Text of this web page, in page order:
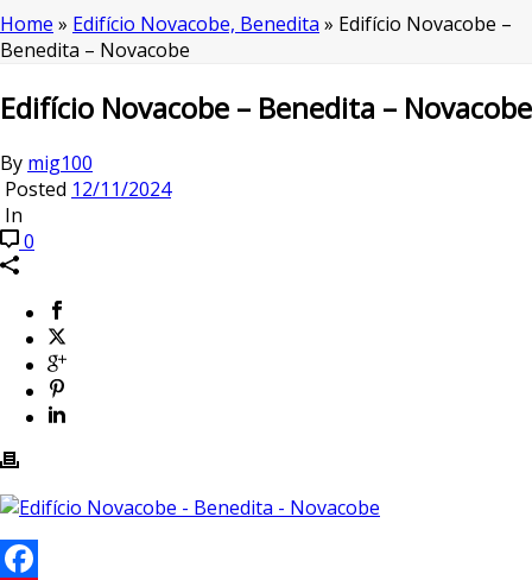
Home » Edifício Novacobe, Benedita » Edifício Novacobe –
Benedita – Novacobe
Edifício Novacobe – Benedita – Novacobe
By mig100
Posted 12/11/2024
In
0